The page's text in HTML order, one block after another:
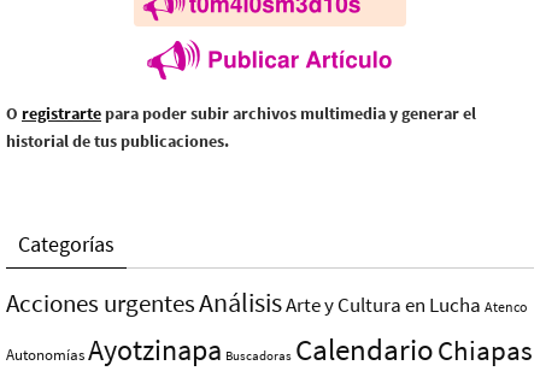
O registrarte para poder subir archivos multimedia y generar el
historial de tus publicaciones.
Categorías
Acciones urgentesAnálisisArte y Cultura en Lucha Atenco
AutonomíasAyotzinapa Buscadoras CalendarioChiapas